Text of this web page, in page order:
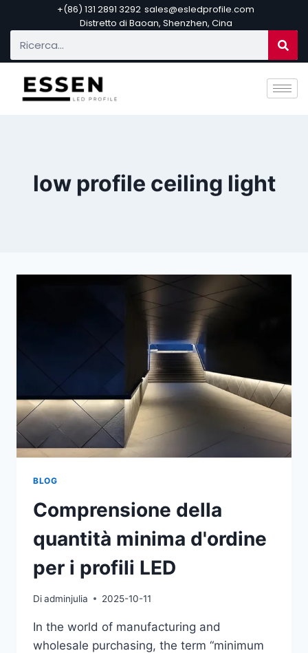
+(86) 131 2891 3292 sales@esledprofile.com
Distretto di Baoan, Shenzhen, Cina
low profile ceiling light
BLOG
Comprensione della
quantità minima d'ordine
per i profili LED
Diadminjulia 2025-10-11
In the world of manufacturing and
wholesale purchasing, the term “minimum